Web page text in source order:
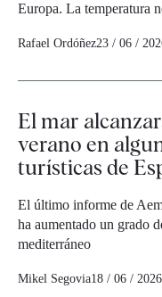
Europa. La temperatura
Rafael Ordóñez23 / 06 /
El mar
verano en
turísticas de
El último informe de
ha aumentado un grado
mediterráneo
Mikel Segovia18 / 06 / 2026